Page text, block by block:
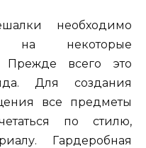
необходимо
на некоторые
Прежде всего это
Для создания
все предметы
по стилю,
Гардеробная